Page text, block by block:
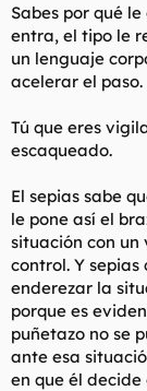
Sabes por qué
entra, el tipo le
un lenguaje
acelerar el paso.
Tú que eres
escaqueado.
El sepias sabe
le pone así el
situación con
control. Y
enderezar la
porque es
puñetazo no se
ante esa
en que él